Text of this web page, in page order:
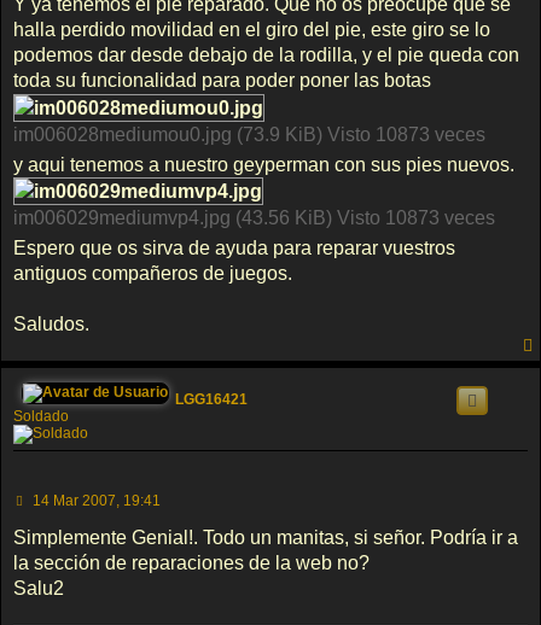
Y ya tenemos el pie reparado. Que no os preocupe que se
halla perdido movilidad en el giro del pie, este giro se lo
podemos dar desde debajo de la rodilla, y el pie queda con
toda su funcionalidad para poder poner las botas
im006028mediumou0.jpg (73.9 KiB) Visto 10873 veces
y aqui tenemos a nuestro geyperman con sus pies nuevos.
im006029mediumvp4.jpg (43.56 KiB) Visto 10873 veces
Espero que os sirva de ayuda para reparar vuestros
antiguos compañeros de juegos.
Saludos.
LGG16421
Soldado
M
n
a
j
14 Mar 2007, 19:41
Simplemente Genial!. Todo un manitas, si señor. Podrí­a ir a
la sección de reparaciones de la web no?
Salu2